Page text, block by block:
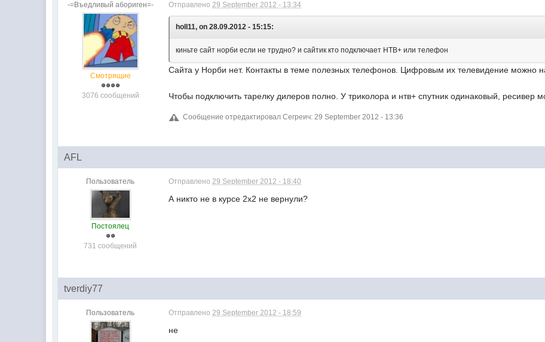
-=Въедливый абориген=-
Смотрящие
3076 сообщений
Отправлено29 September 2012 - 13:34
holl11, on 28.09.2012 - 15:15:
киньте сайт норби если не трудно? и сайтик кто подключает НТВ+ или телефон
Сайта у Норби нет. Контакты в теме полезных телефонов. Цифровым их телевидение можно
Чтобы подключить тарелку дилеров полно. У триколора и нтв+ спутник одинаковый, ресивер
Сообщение отредактировал Сегреич: 29 September 2012 - 13:36
AFL
Пользователь
Постоялец
731 сообщений
Отправлено29 September 2012 - 18:40
А никто не в курсе 2х2 не вернули?
tverdiy77
Пользователь Отправлено29 September 2012 - 18:59
не